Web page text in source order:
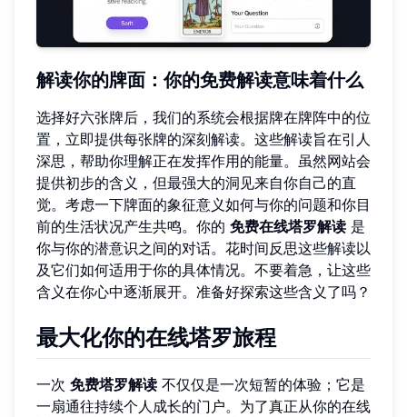
解读你的牌面：你的免费解读意味着什么
选择好六张牌后，我们的系统会根据牌在牌阵中的位
置，立即提供每张牌的深刻解读。这些解读旨在引人
深思，帮助你理解正在发挥作用的能量。虽然网站会
提供初步的含义，但最强大的洞见来自你自己的直
觉。考虑一下牌面的象征意义如何与你的问题和你目
前的生活状况产生共鸣。你的 免费在线塔罗解读 是
你与你的潜意识之间的对话。花时间反思这些解读以
及它们如何适用于你的具体情况。不要着急，让这些
含义在你心中逐渐展开。准备好探索这些含义了吗？
最大化你的在线塔罗旅程
一次 免费塔罗解读 不仅仅是一次短暂的体验；它是
一扇通往持续个人成长的门户。为了真正从你的在线